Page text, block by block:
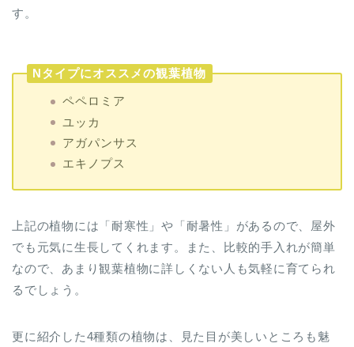
す。
Nタイプにオススメの観葉植物
ペペロミア
ユッカ
アガパンサス
エキノプス
上記の植物には「耐寒性」や「耐暑性」があるので、屋外
でも元気に生長してくれます。また、比較的手入れが簡単
なので、あまり観葉植物に詳しくない人も気軽に育てられ
るでしょう。
更に紹介した4種類の植物は、見た目が美しいところも魅